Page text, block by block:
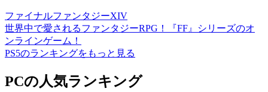
ファイナルファンタジーXIV
世界中で愛されるファンタジーRPG！『FF』シリーズのオ
ンラインゲーム！
PS5のランキングをもっと見る
PCの人気ランキング